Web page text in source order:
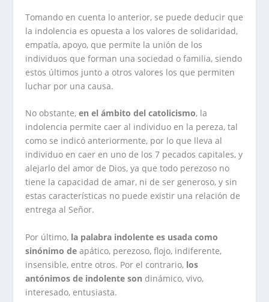
Tomando en cuenta lo anterior, se puede deducir que
la indolencia es opuesta a los valores de solidaridad,
empatía, apoyo, que permite la unión de los
individuos que forman una sociedad o familia, siendo
estos últimos junto a otros valores los que permiten
luchar por una causa.
No obstante,en el ámbito del catolicismo, la
indolencia permite caer al individuo en la pereza, tal
como se indicó anteriormente, por lo que lleva al
individuo en caer en uno de los 7 pecados capitales, y
alejarlo del amor de Dios, ya que todo perezoso no
tiene la capacidad de amar, ni de ser generoso, y sin
estas características no puede existir una relación de
entrega al Señor.
Por último, la palabra indolente es usada como
sinónimo de apático, perezoso, flojo, indiferente,
insensible, entre otros. Por el contrario, los
antónimos de indolente son dinámico, vivo,
interesado, entusiasta.